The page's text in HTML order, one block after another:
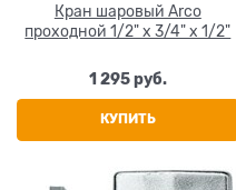
Кран шаровый Arco
проходной 1/2" х 3/4" х 1/2"
1 295 руб.
КУПИТЬ